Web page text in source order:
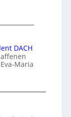
DACH
Maria